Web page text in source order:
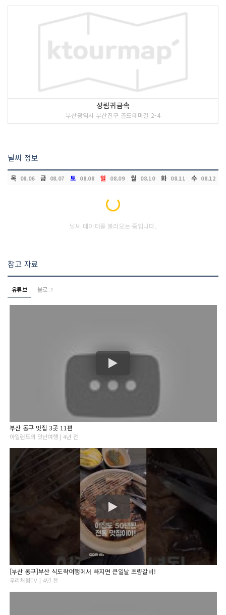
성림귀금속
부산광역시 부산진구 골드테마길 2-4
날씨 정보
목 08.06 금 08.07 토 08.08 일 08.09 월 08.10 화 08.11 수 08.12
Loading...
날씨 데이터를 불러오는 중입니다.
참고 자료
유튜브 블로그
부산 동구 맛집 3곳 11편
아일랜드의 맛난여행 | 4년 전
[부산 동구]부산 식도락여행에서 빠지면 큰일날 초량갈비!
우리처럼TV | 4년 전